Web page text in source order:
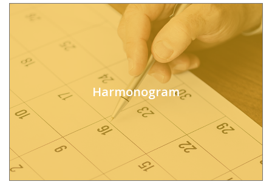
Harmonogram